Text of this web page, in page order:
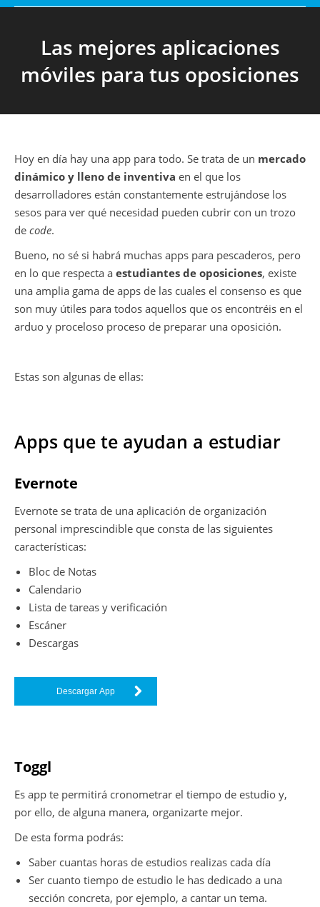
Las mejores aplicaciones
móviles para tus oposiciones
Hoy en día hay una app para todo. Se trata de un mercado
dinámico y lleno de inventiva en el que los
desarrolladores están constantemente estrujándose los
sesos para ver qué necesidad pueden cubrir con un trozo
de code.
Bueno, no sé si habrá muchas apps para pescaderos, pero
en lo que respecta a estudiantes de oposiciones, existe
una amplia gama de apps de las cuales el consenso es que
son muy útiles para todos aquellos que os encontréis en el
arduo y proceloso proceso de preparar una oposición.
Estas son algunas de ellas:
Apps que te ayudan a estudiar
Evernote
Evernote se trata de una aplicación de organización
personal imprescindible que consta de las siguientes
características:
Bloc de Notas
Calendario
Lista de tareas y verificación
Escáner
Descargas
Descargar App
Toggl
Es app te permitirá cronometrar el tiempo de estudio y,
por ello, de alguna manera, organizarte mejor.
De esta forma podrás:
Saber cuantas horas de estudios realizas cada día
Ser cuanto tiempo de estudio le has dedicado a una
sección concreta, por ejemplo, a cantar un tema.